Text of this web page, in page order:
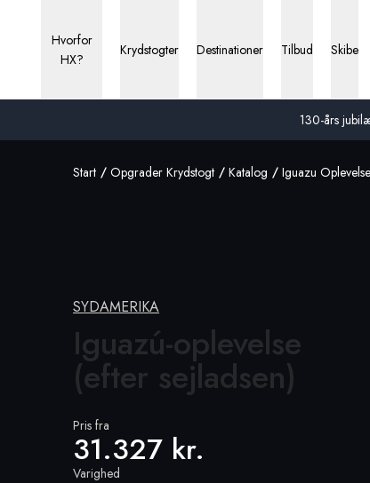
130-års
Hvorfor
HX?
Krydstogter Destinationer Tilbud Skibe
Start Opgrader Krydstogt Katalog Iguazu
SYDAMERIKA
Iguazú-oplevelse
(efter sejladsen)
Pris fra
31.327 kr.
Varighed